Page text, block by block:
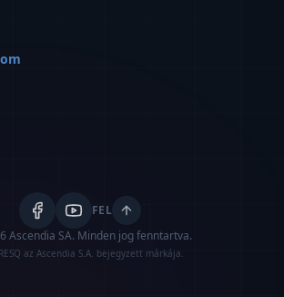
FEL
Ascendia SA. Minden jog fenntartva.
az Ascendia S.A. bejegyzett márkája.